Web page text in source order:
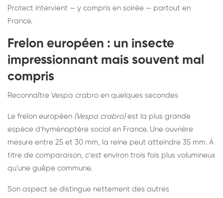
Protect intervient — y compris en soirée — partout en
France.
Frelon européen : un insecte
impressionnant mais souvent mal
compris
Reconnaître Vespa crabro en quelques secondes
Le frelon européen (Vespa crabro)est la plus grande
espèce d'hyménoptère social en France. Une ouvrière
mesure entre 25 et 30 mm, la reine peut atteindre 35 mm. À
titre de comparaison, c'est environ trois fois plus volumineux
qu'une guêpe commune.
Son aspect se distingue nettement des autres